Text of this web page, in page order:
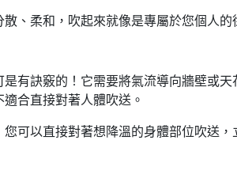
散、柔和，吹起來就像是專屬於您個人
是有訣竅的！它需要將氣流導向牆壁或
合直接對著人體吹送。
您可以直接對著想降溫的身體部位吹送，